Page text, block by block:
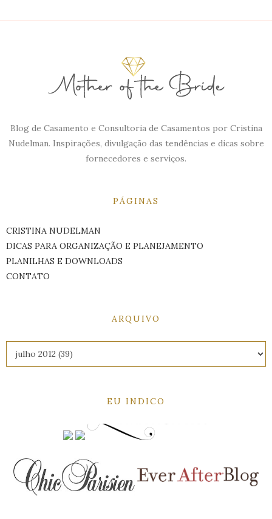
Blog de Casamento e Consultoria de Casamentos por Cristina
Nudelman. Inspirações, divulgação das tendências e dicas sobre
fornecedores e serviços.
PÁGINAS
CRISTINA NUDELMAN
DICAS PARA ORGANIZAÇÃO E PLANEJAMENTO
PLANILHAS E DOWNLOADS
CONTATO
ARQUIVO
EU INDICO